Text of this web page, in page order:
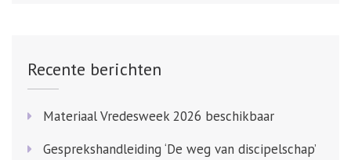
Recente berichten
Materiaal Vredesweek 2026 beschikbaar
Gesprekshandleiding ‘De weg van discipelschap’